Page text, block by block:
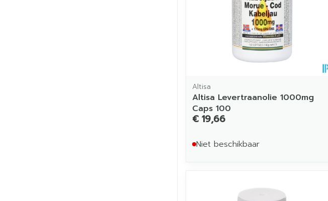
Altisa
Altisa Levertraanolie 1000mg
Caps 100
€ 19,66
Niet beschikbaar